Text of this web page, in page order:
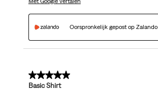
Oorspronkelijk gepost op Zalando
5 van 5 sterren.
Basic Shirt